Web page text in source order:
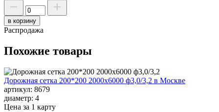
в корзину
Распродажа
Похожие товары
Дорожная сетка 200*200 2000х6000 ф3,0/3,2 в Москве
артикул: 8679
диаметр: 4
Цена за 1 карту